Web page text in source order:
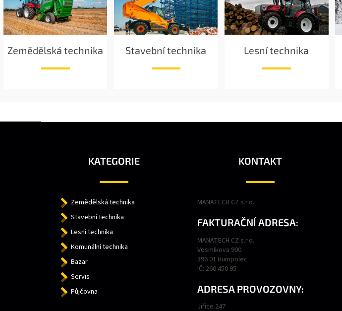
Zemědělská technika Stavební technika Lesní technika
KATEGORIE
Zemědělská technika
Stavební technika
Lesní technika
Komunální technika
Bazar
Servis
Půjčovna
KONTAKT
MANATECH CZ s.r.o.
FAKTURAČNÍ ADRESA:
MANATECH CZ s.r.o.
Vosmikova 900
396 01 Humpolec
IČ: 260 450 95
ADRESA PROVOZOVNY:
Jiřice 247